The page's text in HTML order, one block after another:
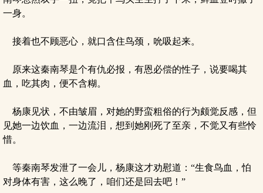
一身。
接着也不顾恶心，就口含住鸟颈，吮吸起来。
原来这秦南琴是个有仇必报，有恩必偿的性子，说要喝其
血，吃其肉，便不含糊。
杨康见状，不由皱眉，对她的野蛮粗俗的行为颇觉反感，但
见她一边饮血，一边流泪，想到她刚死了至亲，不觉又有些怜
惜。
等秦南琴发泄了一会儿，杨康这才劝慰道：“生食鸟血，怕
对身体有害，这么晚了，咱们还是回去吧！”